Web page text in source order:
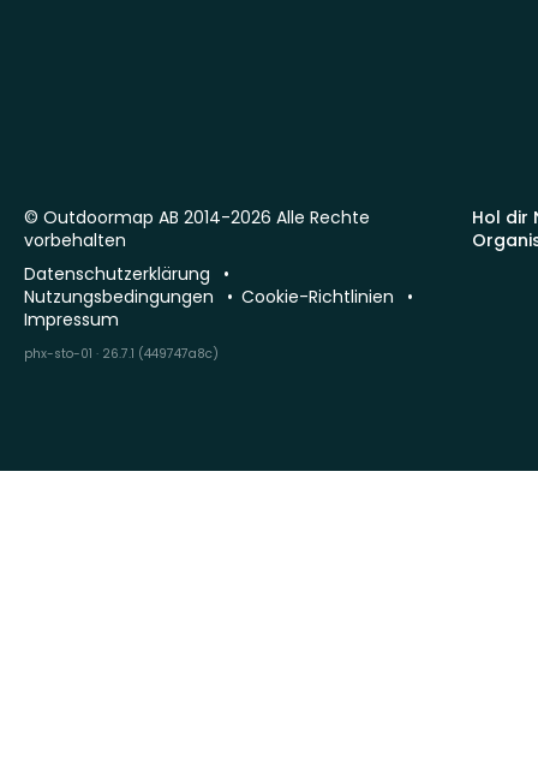
Hol dir
© Outdoormap AB 2014-2026 Alle Rechte
vorbehalten
Datenschutzerklärung
Nutzungsbedingungen
Cookie-Richtlinien
Impressum
phx-sto-01 · 26.7.1 (449747a8c)